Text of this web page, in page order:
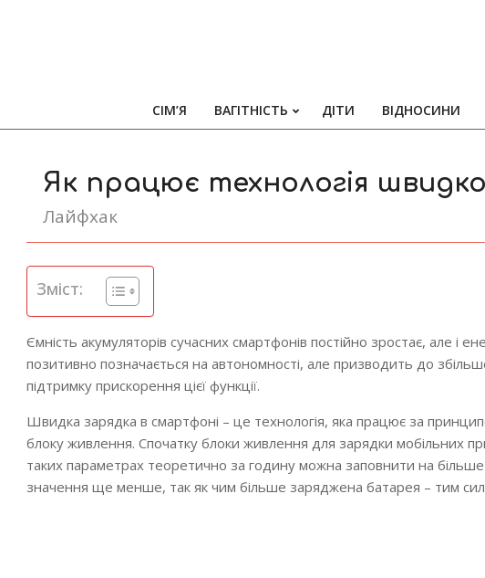
СІМ’Я ВАГІТНІСТЬ ДІТИ ВІДНОСИНИ
Як працює технологія
Лайфхак
Зміст:
Ємність акумуляторів сучасних смартфонів постійно зростає, але і
позитивно позначається на автономності, але призводить до
підтримку прискорення цієї функції.
Швидка зарядка в смартфоні – це технологія, яка працює за
блоку живлення. Спочатку блоки живлення для зарядки мобільних
таких параметрах теоретично за годину можна заповнити на
значення ще менше, так як чим більше заряджена батарея – тим